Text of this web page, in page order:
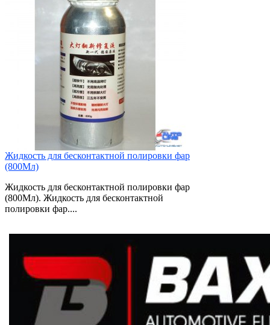
Жидкость для бесконтактной полировки фар
(800Мл)
Жидкость для бесконтактной полировки фар
(800Мл). Жидкость для бесконтактной
полировки фар....